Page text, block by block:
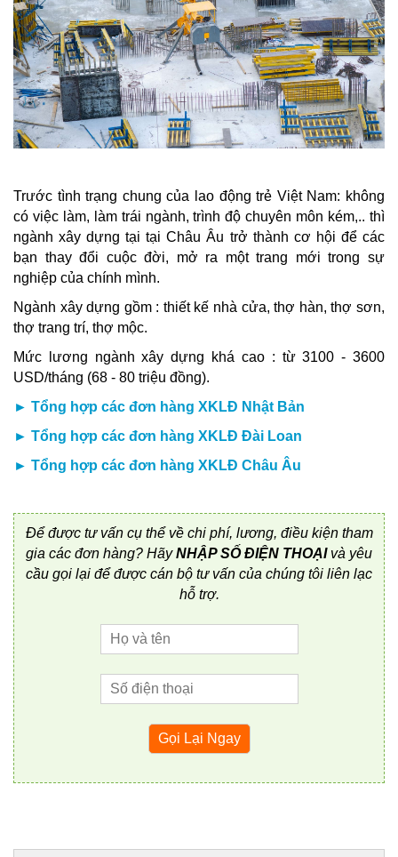
Trước tình trạng chung của lao động trẻ Việt Nam: không
có việc làm, làm trái ngành, trình độ chuyên môn kém,.. thì
ngành xây dựng tại tại Châu Âu trở thành cơ hội để các
bạn thay đổi cuộc đời, mở ra một trang mới trong sự
nghiệp của chính mình.
Ngành xây dựng gồm : thiết kế nhà cửa, thợ hàn, thợ sơn,
thợ trang trí, thợ mộc.
Mức lương ngành xây dựng khá cao : từ 3100 - 3600
USD/tháng (68 - 80 triệu đồng).
► Tổng hợp các đơn hàng XKLĐ Nhật Bản
► Tổng hợp các đơn hàng XKLĐ Đài Loan
► Tổng hợp các đơn hàng XKLĐ Châu Âu
Để được tư vấn cụ thể về chi phí, lương, điều kiện tham
gia các đơn hàng? HãyNHẬP SỐ ĐIỆN THOẠIvà yêu
cầu gọi lại để được cán bộ tư vấn của chúng tôi liên lạc
hỗ trợ.